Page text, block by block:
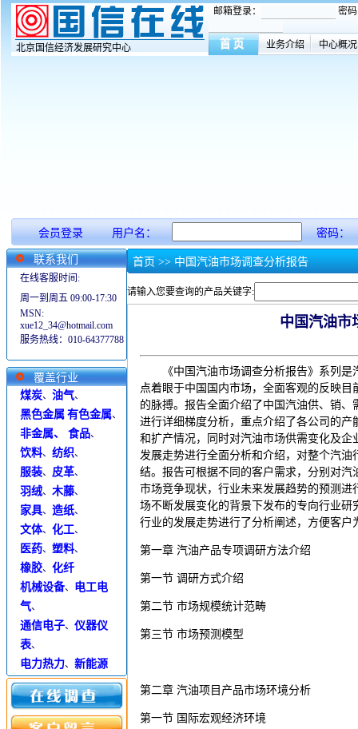
北京国信经济发展研究中心
邮箱登录： 密
业务介绍 中心概况
会员登录 用户名： 密码：
联系我们
在线客服时间:
周一到周五 09:00-17:30
MSN:
xue12_34@hotmail.com
服务热线：010-64377788
覆盖行业
煤炭、 油气、
黑色金属 有色金属、
非金属、 食品、
饮料、 纺织、
服装、 皮革、
羽绒、 木藤、
家具、 造纸、
文体、 化工、
医药、 塑料、
橡胶、 化纤
机械设备、 电工电
气、
通信电子、 仪器仪
表、
电力热力、 新能源
首页 >> 中国汽油市场调查分析报告
请输入您要查询的产品关键字:
中国汽油市
《中国汽油市场调查分析报告》系列是
点着眼于中国国内市场，全面客观的反映
的脉搏。报告全面介绍了中国汽油供、销
进行详细梯度分析，重点介绍了各公司的
和扩产情况，同时对汽油市场供需变化及
发展走势进行全面分析和介绍，对整个汽
结。报告可根据不同的客户需求，分别对
市场竞争现状，行业未来发展趋势的预测
场不断发展变化的背景下发布的专向行业
行业的发展走势进行了分析阐述，方便客
第一章 汽油产品专项调研方法介绍
第一节 调研方式介绍
第二节 市场规模统计范畴
第三节 市场预测模型
第二章 汽油项目产品市场环境分析
第一节 国际宏观经济环境